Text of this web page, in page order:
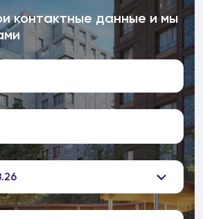
контактные данные и мы